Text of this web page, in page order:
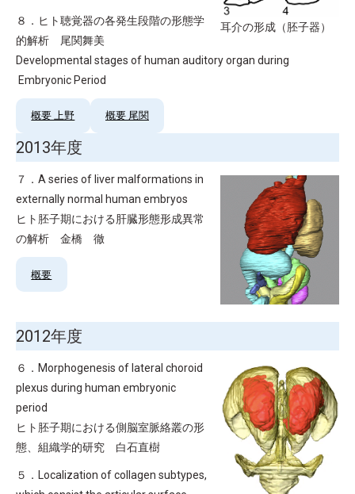
耳介の形成（胚子器）
８．ヒト聴覚器の各発生段階の形態学
的解析 尾関舞美
Developmental stages of human auditory organ during
Embryonic Period
概要 上野 概要 尾関
2013年度
７．A series of liver malformations in
externally normal human embryos
ヒト胚子期における肝臓形態形成異常
の解析 金橋 徹
概要
2012年度
６．Morphogenesis of lateral choroid
plexus during human embryonic
period
ヒト胚子期における側脳室脈絡叢の形
態、組織学的研究 白石直樹
５．Localization of collagen subtypes,